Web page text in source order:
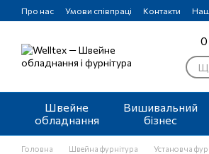
Перейти до основного контенту
Про нас Умови співпраці Контакти
0
Швейне
обладнання
Вишивальний
бізнес
Головна Швейна фурнітура Установча